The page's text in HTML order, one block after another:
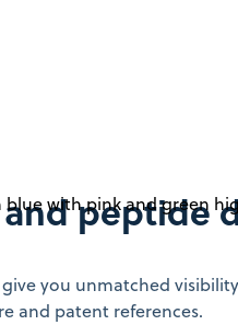
peptide
you unmatched
and patent references.